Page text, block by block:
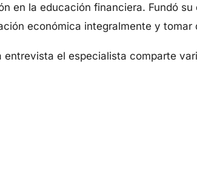
en la educación financiera. Fundó
económica integralmente y tomar
entrevista el especialista comparte